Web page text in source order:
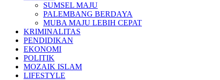
SUMSEL MAJU
PALEMBANG BERDAYA
MUBA MAJU LEBIH CEPAT
KRIMINALITAS
PENDIDIKAN
EKONOMI
POLITIK
MOZAIK ISLAM
LIFESTYLE